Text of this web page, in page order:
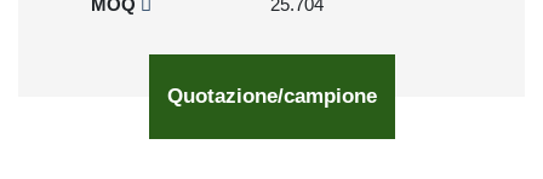
MOQ
25.704
Quotazione/campione